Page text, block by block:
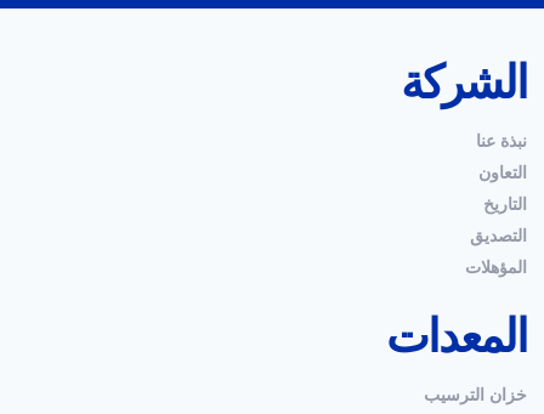
الشركة
نبذة عنا
التعاون
التاريخ
التصديق
المؤهلات
المعدات
خزان الترسيب